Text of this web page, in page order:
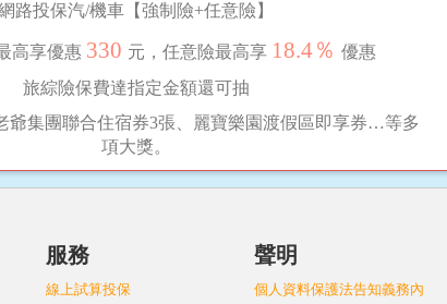
路投保汽/機車【強制險+任意險】
高享優惠 330 元，任意險最高享 18.4％ 優惠
旅綜險保費達指定金額還可抽
爺集團聯合住宿券3張、麗寶樂園渡假區即享券…等多
項大獎。
服務
線上試算投保
聲明
個人資料保護法告知義務內